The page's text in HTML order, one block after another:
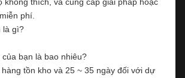
phí.
là gì?
bạn là bao nhiêu?
tồn kho và 25 ~ 35 ngày đối với dự